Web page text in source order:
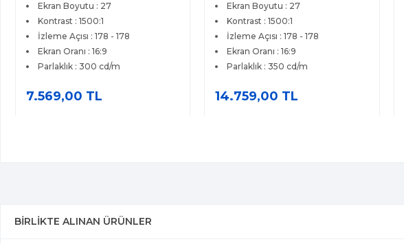
Premium IPS Monitör
Ekran Boyutu : 27
Kontrast : 1500:1
İzleme Açısı : 178 - 178
Ekran Oranı : 16:9
Parlaklık : 350 cd/m
14.759,00 TL
Pivot Premium IPS Monitör
Ekran Boyutu : 27
Kontrast : 1500:1
İzleme Açısı : 178 - 178
Ekran Oranı : 16:9
Parlaklık : 350 cd/m
14.519,00 TL
BIRLIKTE ALINAN ÜRÜNLER